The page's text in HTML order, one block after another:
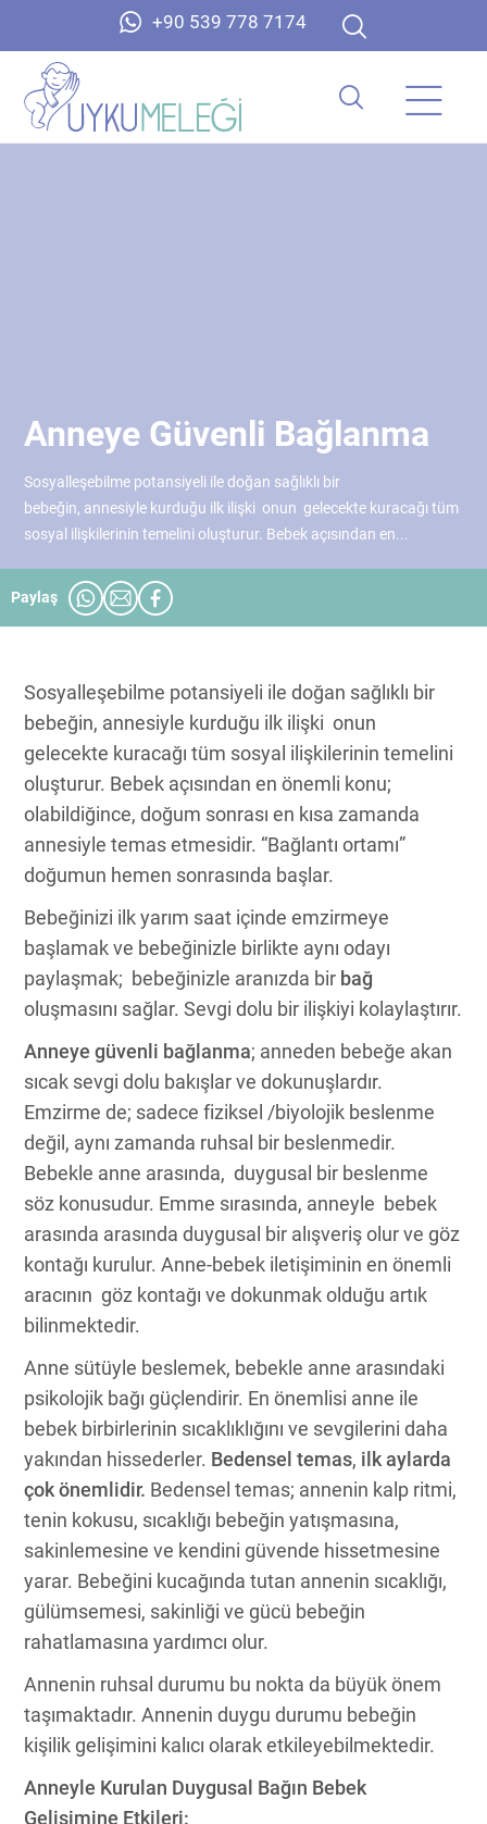
+90 539 778 7174
Anneye Güvenli Bağlanma
Sosyalleşebilme potansiyeli ile doğan sağlıklı bir
bebeğin, annesiyle kurduğu ilk ilişki onun gelecekte kuracağı tüm
sosyal ilişkilerinin temelini oluşturur. Bebek açısından en...
Paylaş
Sosyalleşebilme potansiyeli ile doğan sağlıklı bir
bebeğin, annesiyle kurduğu ilk ilişki onun
gelecekte kuracağı tüm sosyal ilişkilerinin temelini
oluşturur. Bebek açısından en önemli konu;
olabildiğince, doğum sonrası en kısa zamanda
annesiyle temas etmesidir. “Bağlantı ortamı”
doğumun hemen sonrasında başlar.
Bebeğinizi ilk yarım saat içinde emzirmeye
başlamak ve bebeğinizle birlikte aynı odayı
paylaşmak; bebeğinizle aranızda bir bağ
oluşmasını sağlar. Sevgi dolu bir ilişkiyi kolaylaştırır.
Anneye güvenli bağlanma; anneden bebeğe akan
sıcak sevgi dolu bakışlar ve dokunuşlardır.
Emzirme de; sadece fiziksel /biyolojik beslenme
değil, aynı zamanda ruhsal bir beslenmedir.
Bebekle anne arasında, duygusal bir beslenme
söz konusudur. Emme sırasında, anneyle bebek
arasında arasında duygusal bir alışveriş olur ve göz
kontağı kurulur. Anne-bebek iletişiminin en önemli
aracının göz kontağı ve dokunmak olduğu artık
bilinmektedir.
Anne sütüyle beslemek, bebekle anne arasındaki
psikolojik bağı güçlendirir. En önemlisi anne ile
bebek birbirlerinin sıcaklıklığını ve sevgilerini daha
yakından hissederler. Bedensel temas, ilk aylarda
çok önemlidir. Bedensel temas; annenin kalp ritmi,
tenin kokusu, sıcaklığı bebeğin yatışmasına,
sakinlemesine ve kendini güvende hissetmesine
yarar. Bebeğini kucağında tutan annenin sıcaklığı,
gülümsemesi, sakinliği ve gücü bebeğin
rahatlamasına yardımcı olur.
Annenin ruhsal durumu bu nokta da büyük önem
taşımaktadır. Annenin duygu durumu bebeğin
kişilik gelişimini kalıcı olarak etkileyebilmektedir.
Anneyle Kurulan Duygusal Bağın Bebek
Gelişimine Etkileri: